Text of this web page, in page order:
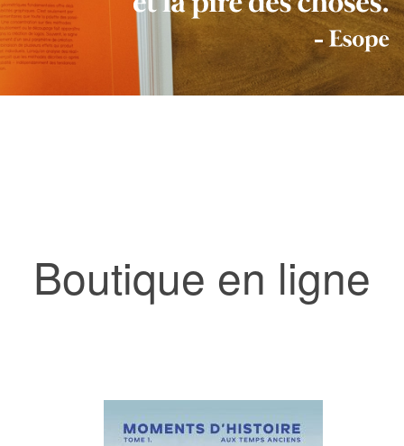
Boutique en ligne